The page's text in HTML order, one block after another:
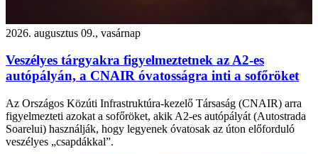
2026. augusztus 09., vasárnap
Veszélyes tárgyakra figyelmeztetnek az A2-es
autópályán, a CNAIR óvatosságra inti a sofőröket
Az Országos Közúti Infrastruktúra-kezelő Társaság (CNAIR) arra
figyelmezteti azokat a sofőröket, akik A2-es autópályát (Autostrada
Soarelui) használják, hogy legyenek óvatosak az úton előforduló
veszélyes „csapdákkal”.